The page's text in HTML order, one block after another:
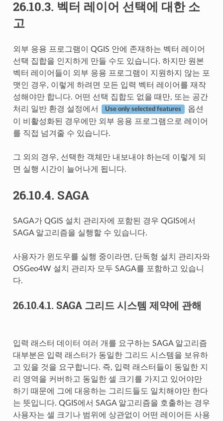
26.10.3. 벡터 레이어 선택에 대한 소
고
외부 응용 프로그램이 QGIS 안에 존재하는 벡터 레이어
선택 집합을 인지하게 만들 수도 있습니다. 하지만 원본
벡터 레이어들이 외부 응용 프로그램이 지원하지 않는 포
맷인 경우, 이렇게 하려면 모든 입력 벡터 레이어를 재작
성해야만 합니다. 어떤 선택 집합도 없을 때만, 또는 공간
처리 일반 환경 설정에서
Use only selected features
옵션
이 비활성화된 경우에만 외부 응용 프로그램으로 레이어
를 직접 넘겨줄 수 있습니다.
그 외의 경우, 선택한 객체만 내보내야 하는데 이렇게 되
면 실행 시간이 늘어나게 됩니다.
26.10.4. SAGA
SAGA가 QGIS 설치 관리자에 포함된 경우 QGIS에서
SAGA 알고리즘을 실행할 수 있습니다.
사용자가 윈도우를 실행 중이라면, 단독형 설치 관리자와
OSGeo4W 설치 관리자 모두 SAGA를 포함하고 있습니
다.
26.10.4.1. SAGA 그리드 시스템 제약에 관해
입력 래스터 데이터 여러 개를 요구하는 SAGA 알고리즘
대부분은 입력 래스터가 동일한 그리드 시스템을 보유하
고 있을 것을 요구합니다. 즉, 입력 래스터들이 동일한 지
리 영역을 커버하고 동일한 셀 크기를 가지고 있어야만
하기 때문에 그에 대응하는 그리드들도 일치해야만 한다
는 뜻입니다. QGIS에서 SAGA 알고리즘을 호출하는 경우
사용자는 셀 크기나 범위에 상관없이 어떤 레이어든 사용